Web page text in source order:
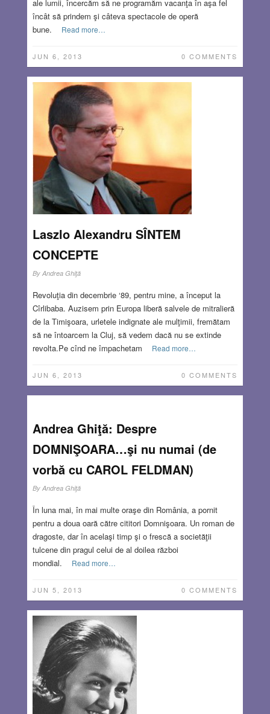
ale lumii, încercăm să ne programăm vacanţa în aşa fel
încât să prindem şi câteva spectacole de operă
bune.
Read more…
JUN 6, 2013 0 COMMENTS
Laszlo Alexandru SÎNTEM
CONCEPTE
By Andrea Ghiţă
Revoluţia din decembrie ‘89, pentru mine, a început la
Cîrlibaba. Auzisem prin Europa liberă salvele de mitralieră
de la Timişoara, urletele indignate ale mulţimii, fremătam
să ne întoarcem la Cluj, să vedem dacă nu se extinde
revolta.Pe cînd ne împachetam
Read more…
JUN 6, 2013 0 COMMENTS
Andrea Ghiţă: Despre
DOMNIŞOARA…şi nu numai (de
vorbă cu CAROL FELDMAN)
By Andrea Ghiţă
În luna mai, în mai multe oraşe din România, a pornit
pentru a doua oară către cititori Domnişoara. Un roman de
dragoste, dar în acelaşi timp şi o frescă a societăţii
tulcene din pragul celui de al doilea război
mondial.
Read more…
JUN 5, 2013 0 COMMENTS